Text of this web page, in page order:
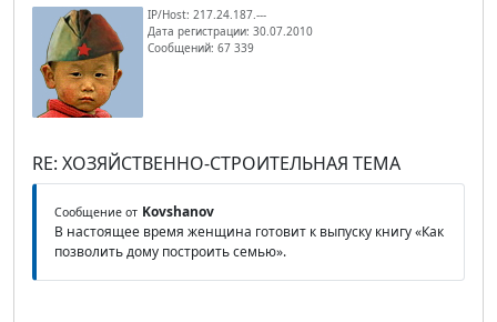
IP/Host: 217.24.187.---
Дата регистрации: 30.07.2010
Сообщений: 67 339
RE: ХОЗЯЙСТВЕННО-СТРОИТЕЛЬНАЯ ТЕМА
Сообщение от Kovshanov
В настоящее время женщина готовит к выпуску книгу «Как
позволить дому построить семью».